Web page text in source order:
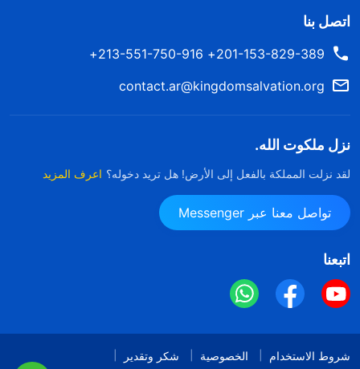
اتصل بنا
201-153-829-389+ 213-551-750-916+
contact.ar@kingdomsalvation.org
نزل ملكوت الله.
لقد نزلت المملكة بالفعل إلى الأرض! هل تريد دخوله؟ اعرف المزيد
تواصل معنا عبر Messenger
اتبعنا
شروط الاستخدام الخصوصية
شكر وتقدير